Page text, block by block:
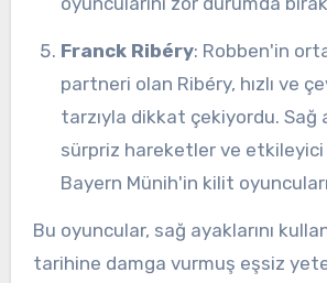
Franck Ribéry: Robben'in
partneri olan Ribéry, hızlı ve
tarzıyla dikkat çekiyordu. Sağ
sürpriz hareketler ve
Bayern Münih'in kilit
Bu oyuncular, sağ ayaklarını
tarihine damga vurmuş eşsiz